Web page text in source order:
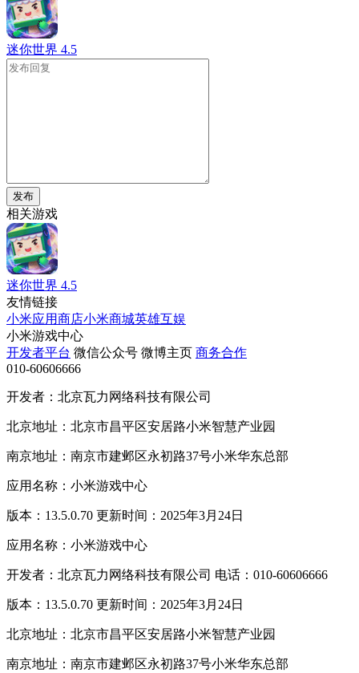
迷你世界 4.5
发布
相关游戏
迷你世界 4.5
友情链接
小米应用商店小米商城英雄互娱
小米游戏中心
开发者平台 微信公众号 微博主页 商务合作
010-60606666
开发者：北京瓦力网络科技有限公司
北京地址：北京市昌平区安居路小米智慧产业园
南京地址：南京市建邺区永初路37号小米华东总部
应用名称：小米游戏中心
版本：13.5.0.70 更新时间：2025年3月24日
应用名称：小米游戏中心
开发者：北京瓦力网络科技有限公司 电话：010-60606666
版本：13.5.0.70 更新时间：2025年3月24日
北京地址：北京市昌平区安居路小米智慧产业园
南京地址：南京市建邺区永初路37号小米华东总部